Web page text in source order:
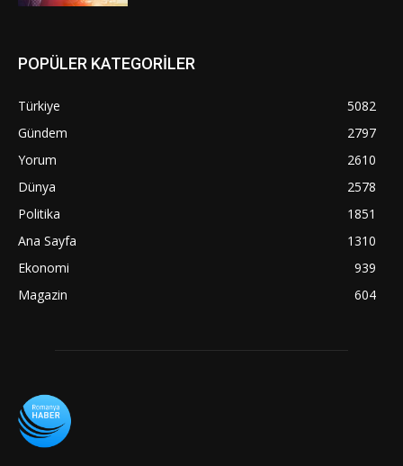
POPÜLER KATEGORİLER
Türkiye
5082
Gündem
2797
Yorum
2610
Dünya
2578
Politika
1851
Ana Sayfa
1310
Ekonomi
939
Magazin
604